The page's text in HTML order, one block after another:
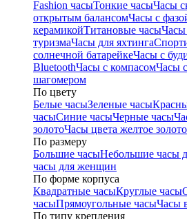
Fashion часыТонкие часыЧасы
открытым балансомЧасы с
керамикойТитановые часыЧасы
туризмаЧасы для яхтинга
солнечной батарейкеЧасы с
BluetoothЧасы с компасомЧасы
шагомером
По цвету
Белые часыЗеленые часы
часыСиние часыЧерные часы
золотоЧасы цвета желтое золото
По размеру
Большие часыНебольшие часы
часы для женщин
По форме корпуса
Квадратные часыКруглые часы
часыПрямоугольные часыЧасы
По типу крепления